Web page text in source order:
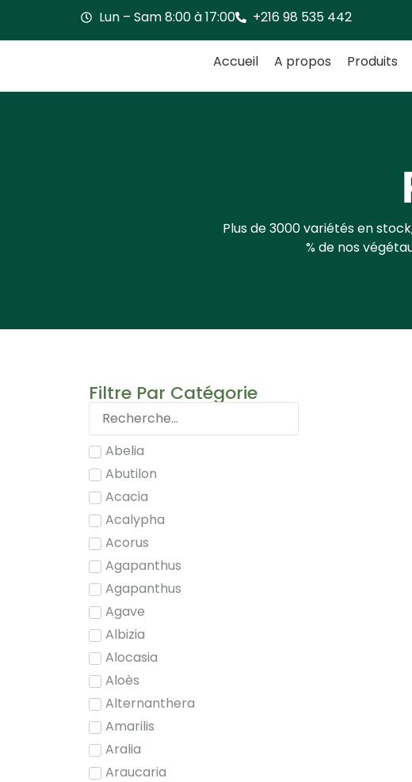
Lun – Sam 8:00 à 17:00 +216 98 535 442
Accueil A propos Produits
Plus de 3000 variétés en
% de nos
Filtre Par Catégorie
Abelia
Abutilon
Acacia
Acalypha
Acorus
Agapanthus
Agapanthus
Agave
Albizia
Alocasia
Aloès
Alternanthera
Amarilis
Aralia
Araucaria